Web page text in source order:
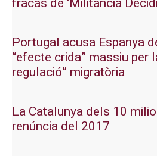
Portugal acusa Espanya
“efecte crida” massiu per
regulació” migratòria
La Catalunya dels 10
renúncia del 2017